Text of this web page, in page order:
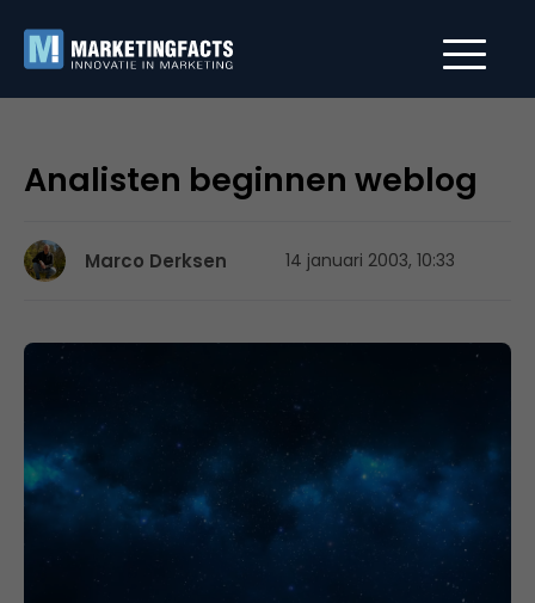
Analisten beginnen weblog
Marco Derksen 14 januari 2003, 10:33